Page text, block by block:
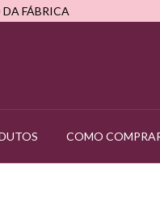
FÁBRICA
COMO